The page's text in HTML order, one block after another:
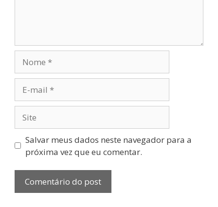
Salvar meus dados neste navegador para a
próxima vez que eu comentar.